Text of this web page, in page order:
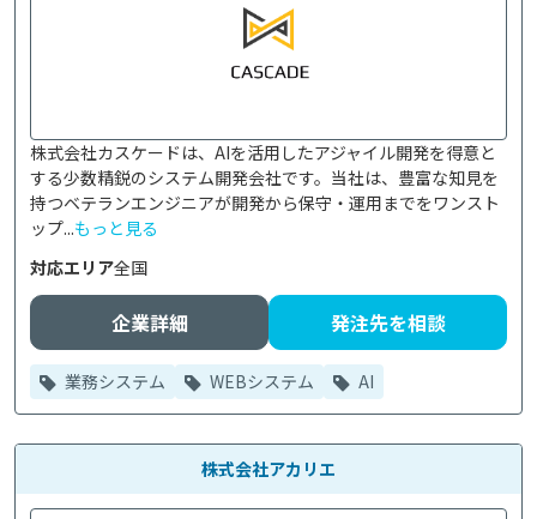
株式会社カスケードは、AIを活用したアジャイル開発を得意と
する少数精鋭のシステム開発会社です。当社は、豊富な知見を
持つベテランエンジニアが開発から保守・運用までをワンスト
ップ...もっと見る
対応エリア全国
企業詳細 発注先を相談
業務システム WEBシステム AI
株式会社アカリエ